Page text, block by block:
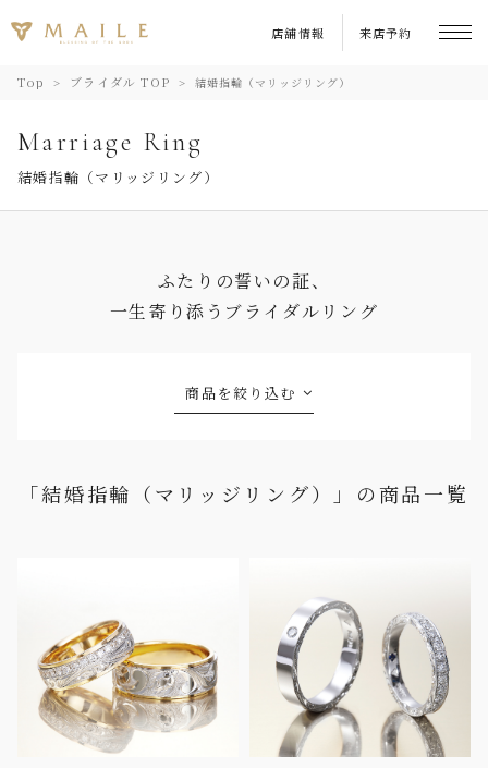
店舗情報 来店予約
Top ブライダル TOP 結婚指輪（マリッジリング）
Marriage Ring
結婚指輪（マリッジリング）
ふたりの誓いの証、
一生寄り添うブライダルリング
商品を絞り込む
「結婚指輪（マリッジリング）」の商品一覧